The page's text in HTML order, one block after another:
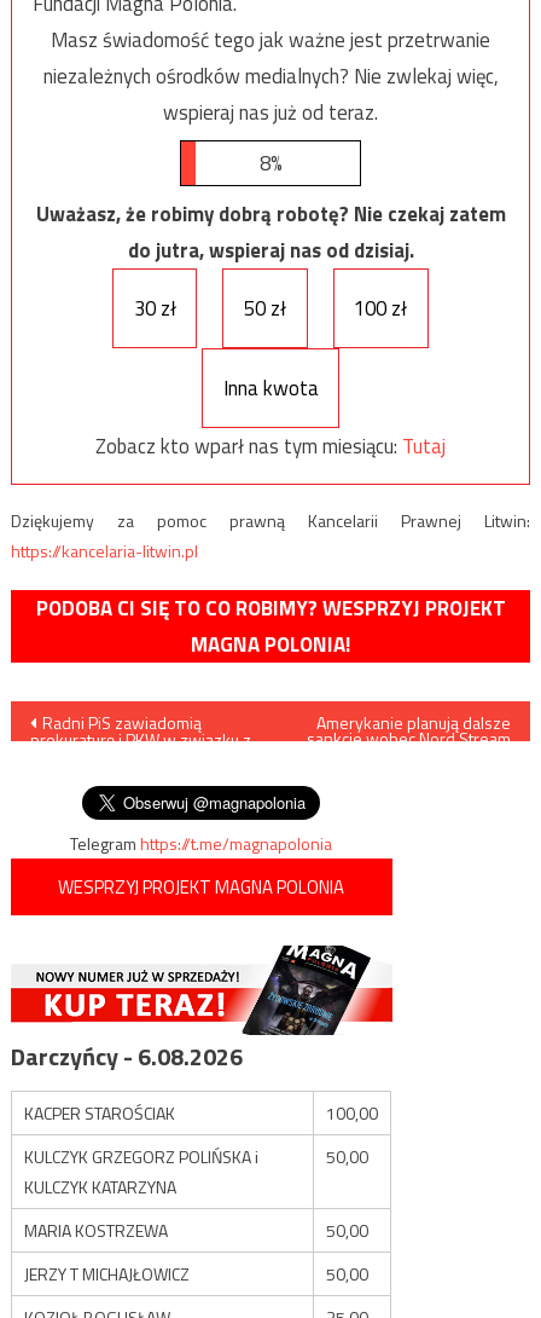
Masz świadomość tego jak ważne jest przetrwanie
niezależnych ośrodków medialnych? Nie zwlekaj więc,
wspieraj nas już od teraz.
8%
Uważasz, że robimy dobrą robotę? Nie czekaj zatem
do jutra, wspieraj nas od dzisiaj.
30 zł
50 zł 100 zł
Inna kwota
Zobacz kto wparł nas tym miesiącu: Tutaj
Dziękujemy za pomoc prawną Kancelarii Prawnej Litwin:
https://kancelaria-litwin.pl
PODOBA CI SIĘ TO CO ROBIMY? WESPRZYJ PROJEKT
MAGNA POLONIA!
Nawigacja
Radni PiS zawiadomią
prokuraturę i PKW w związku z
Amerykanie planują dalsze
sankcje wobec Nord Stream
Telegramhttps://t.me/magnapolonia
WESPRZYJ PROJEKT MAGNA POLONIA
Darczyńcy - 6.08.2026
KACPER STAROŚCIAK
100,00
KULCZYK GRZEGORZ POLIŃSKA i
KULCZYK KATARZYNA
50,00
MARIA KOSTRZEWA
50,00
JERZY T MICHAJŁOWICZ
50,00